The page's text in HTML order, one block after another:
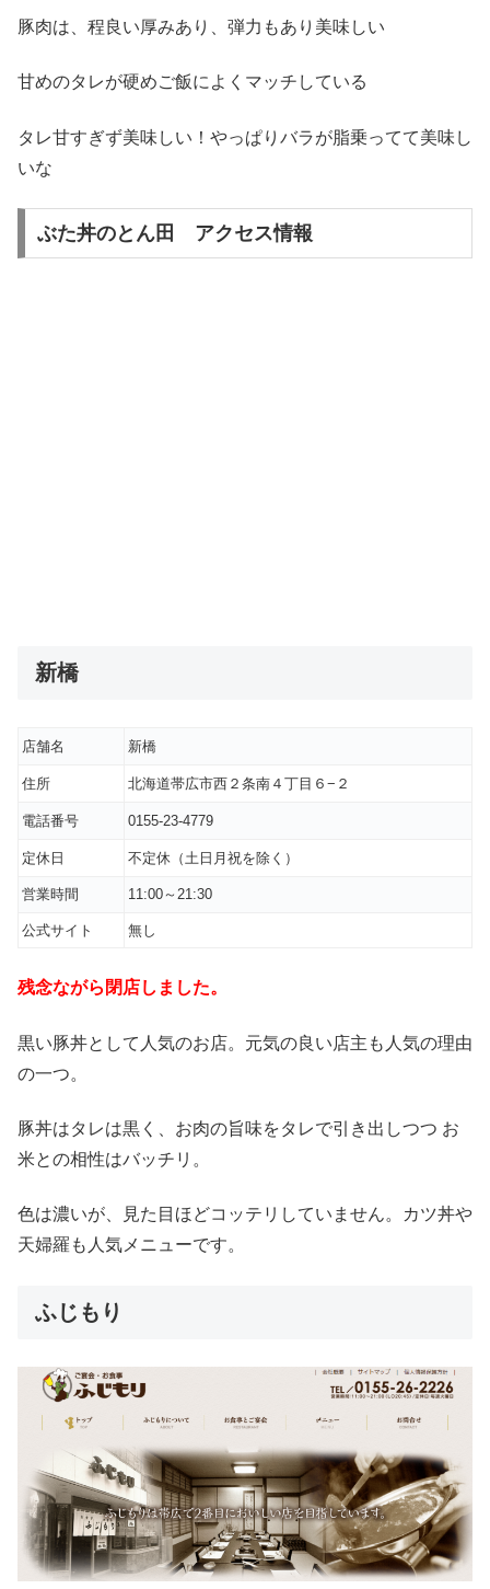
豚肉は、程良い厚みあり、弾力もあり美味しい
甘めのタレが硬めご飯によくマッチしている
タレ甘すぎず美味しい！やっぱりバラが脂乗ってて美味し
いな
ぶた丼のとん田 アクセス情報
新橋
店舗名 新橋
住所 北海道帯広市西２条南４丁目６−２
電話番号 0155-23-4779
定休日 不定休（土日月祝を除く）
営業時間 11:00～21:30
公式サイト 無し
残念ながら閉店しました。
黒い豚丼として人気のお店。元気の良い店主も人気の理由
の一つ。
豚丼はタレは黒く、お肉の旨味をタレで引き出しつつ お
米との相性はバッチリ。
色は濃いが、見た目ほどコッテリしていません。カツ丼や
天婦羅も人気メニューです。
ふじもり